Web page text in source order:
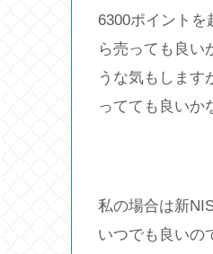
6300ポイント
ら売っても良い
うな気もします
ってても良いか
私の場合は新
いつでも良いの